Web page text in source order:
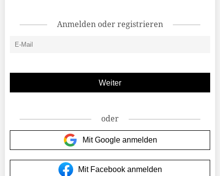
Anmelden oder registrieren
oder
Mit Google anmelden
Mit Facebook anmelden